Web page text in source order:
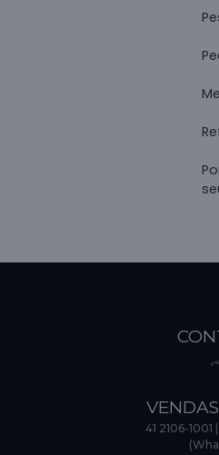
41 2106-1001